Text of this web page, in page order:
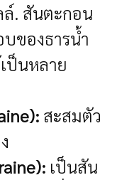
. สันตะกอน
ของธารน้ำ
ป็นหลาย
สะสมตัว
เป็นสัน